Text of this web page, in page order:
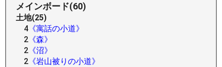
メインボード(60)
土地(25)
4 《寓話の小道》
2 《森》
2 《沼》
2 《岩山被りの小道》